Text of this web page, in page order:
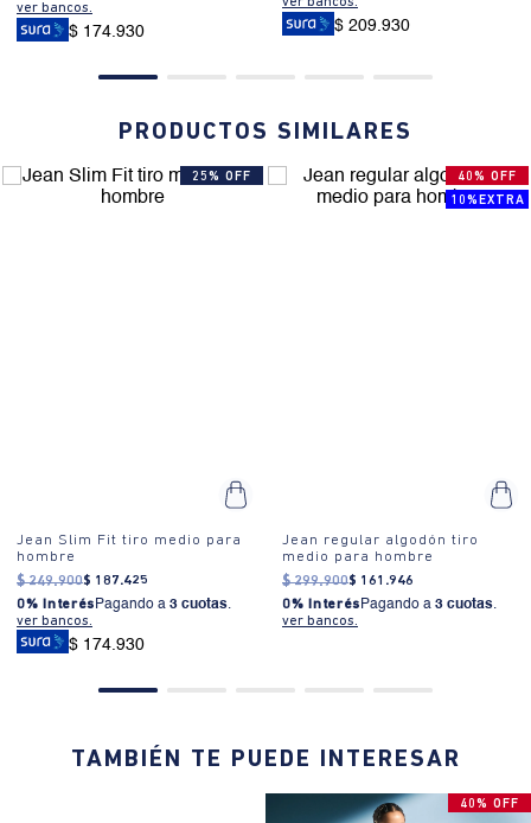
ver bancos.
$ 174.930 $ 209.930
PRODUCTOS SIMILARES
25% OFF
Jean Slim Fit tiro medio para
hombre
$ 249.900$ 187.425
0% Interés Pagando a 3 cuotas.
ver bancos.
$ 174.930
40% OFF
10%EXTRA
Jean regular algodón tiro
medio para hombre
$ 299.900$ 161 .946
0% Interés Pagando a 3 cuotas.
ver bancos.
TAMBIÉN TE PUEDE INTERESAR
40% OFF